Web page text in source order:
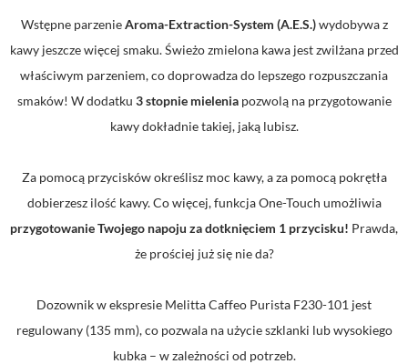
Wstępne parzenieAroma-Extraction-System (A.E.S.)wydobywa z
kawy jeszcze więcej smaku. Świeżo zmielona kawa jest zwilżana przed
właściwym parzeniem, co doprowadza do lepszego rozpuszczania
smaków! W dodatku 3 stopnie mieleniapozwolą na przygotowanie
kawy dokładnie takiej, jaką lubisz.
Za pomocą przycisków określisz moc kawy, a za pomocą pokrętła
dobierzesz ilość kawy. Co więcej, funkcja One-Touch umożliwia
przygotowanie Twojego napoju za dotknięciem 1 przycisku! Prawda,
że prościej już się nie da?
Dozownik w ekspresie Melitta Caffeo Purista F230-101 jest
regulowany (135 mm), co pozwala na użycie szklanki lub wysokiego
kubka – w zależności od potrzeb.